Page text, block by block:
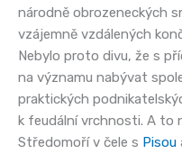
národně obrozeneckých
vzájemně vzdálených
Nebylo proto divu, že s
na významu nabývat
praktických
k feudální vrchnosti. A to
Středomoří v čele s Pisou